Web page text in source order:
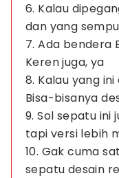
6. Kalau
dan yang
7. Ada bendera
Keren juga, ya
8. Kalau yang
Bisa-bisanya
9. Sol sepatu ini
tapi versi lebih
10. Gak cuma
sepatu desain